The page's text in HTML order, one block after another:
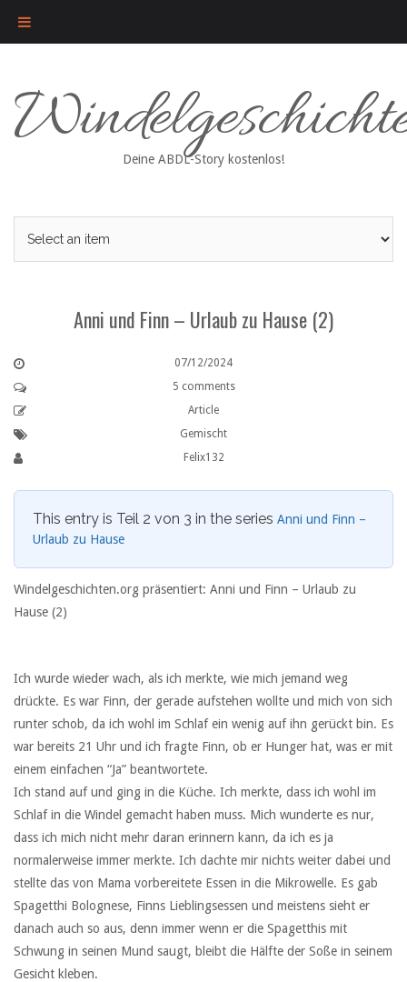
content
Deine ABDL-Story kostenlos!
Anni und Finn – Urlaub zu Hause (2)
07/12/2024
5 comments
Article
Gemischt
Felix132
This entry is Teil 2 von 3 in the series Anni und Finn –
Urlaub zu Hause
Windelgeschichten.org präsentiert: Anni und Finn – Urlaub zu
Hause (2)
Ich wurde wieder wach, als ich merkte, wie mich jemand weg
drückte. Es war Finn, der gerade aufstehen wollte und mich von sich
runter schob, da ich wohl im Schlaf ein wenig auf ihn gerückt bin. Es
war bereits 21 Uhr und ich fragte Finn, ob er Hunger hat, was er mit
einem einfachen “Ja” beantwortete.
Ich stand auf und ging in die Küche. Ich merkte, dass ich wohl im
Schlaf in die Windel gemacht haben muss. Mich wunderte es nur,
dass ich mich nicht mehr daran erinnern kann, da ich es ja
normalerweise immer merkte. Ich dachte mir nichts weiter dabei und
stellte das von Mama vorbereitete Essen in die Mikrowelle. Es gab
Spagetthi Bolognese, Finns Lieblingsessen und meistens sieht er
danach auch so aus, denn immer wenn er die Spagetthis mit
Schwung in seinen Mund saugt, bleibt die Hälfte der Soße in seinem
Gesicht kleben.